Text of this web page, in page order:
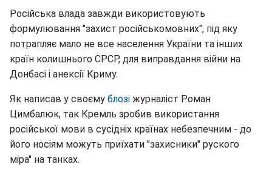
Російська влада завжди використовують
формулювання "захист російськомовних", під яку
потрапляє мало не все населення України та інших
країн колишнього СРСР, для виправдання війни на
Донбасі і анексії Криму.
Як написав у своєму блозі журналіст Роман
Цимбалюк, так Кремль зробив використання
російської мови в сусідніх країнах небезпечним - до
його носіям можуть приїхати "захисники" руского
міра" на танках.